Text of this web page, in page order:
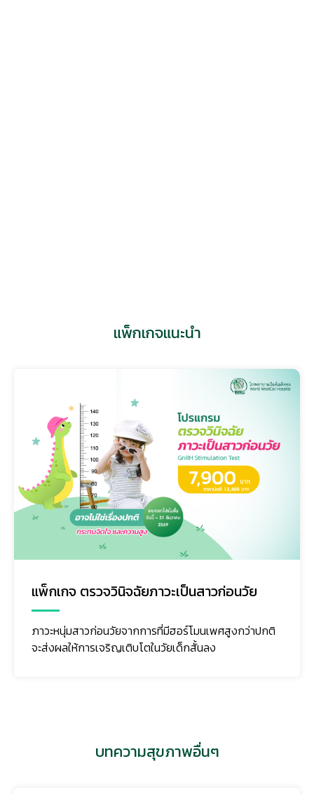
แพ็กเกจแนะนำ
แพ็กเกจ ตรวจวินิจฉัยภาวะเป็นสาวก่อนวัย
ภาวะหนุ่มสาวก่อนวัยจากการที่มีฮอร์โมนเพศสูงกว่าปกติ
จะส่งผลให้การเจริญเติบโตในวัยเด็กสั้นลง
บทความสุขภาพอื่นๆ